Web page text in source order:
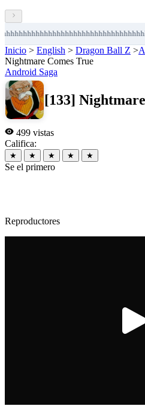
Inicio > English > Dragon Ball Z >
Nightmare Comes True
​Android Saga
[133]
499 vistas
Califica:
★ ★ ★ ★ ★
Se el primero
Reproductores